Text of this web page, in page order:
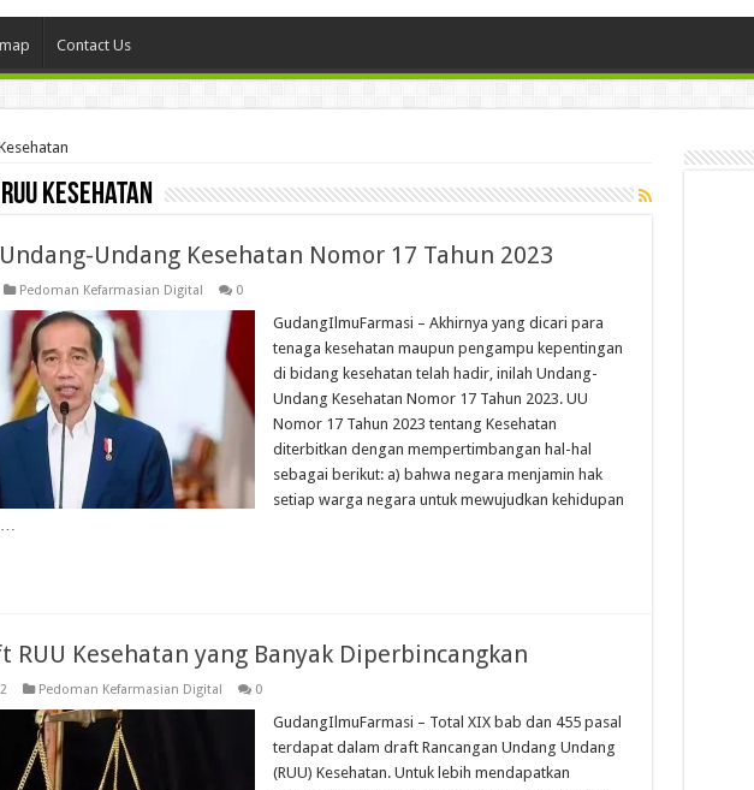
Contact Us
RUU Kesehatan
Undang Kesehatan Nomor 17 Tahun 2023
Pedoman Kefarmasian Digital 0
GudangIlmuFarmasi – Akhirnya yang dicari para
tenaga kesehatan maupun pengampu kepentingan
di bidang kesehatan telah hadir, inilah Undang-
Undang Kesehatan Nomor 17 Tahun 2023. UU
Nomor 17 Tahun 2023 tentang Kesehatan
diterbitkan dengan mempertimbangan hal-hal
sebagai berikut: a) bahwa negara menjamin hak
setiap warga negara untuk mewujudkan kehidupan
…
RUU Kesehatan yang Banyak Diperbincangkan
Pedoman Kefarmasian Digital 0
GudangIlmuFarmasi – Total XIX bab dan 455 pasal
terdapat dalam draft Rancangan Undang Undang
(RUU) Kesehatan. Untuk lebih mendapatkan